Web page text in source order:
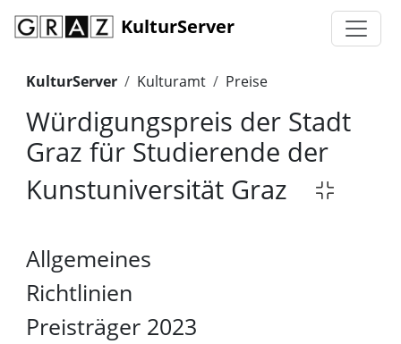
KulturServer
KulturServer Kulturamt Preise
Würdigungspreis der Stadt
Graz für Studierende der
Kunstuniversität Graz
Allgemeines
Richtlinien
Preisträger 2023